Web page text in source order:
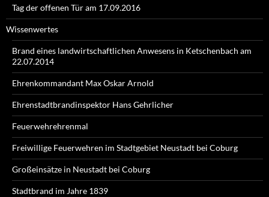
Tag der offenen Tür am 17.09.2016
Wissenwertes
Brand eines landwirtschaftlichen Anwesens in Ketschenbach am
22.07.2014
Ehrenkommandant Max Oskar Arnold
Ehrenstadtbrandinspektor Hans Gehrlicher
Feuerwehrehrenmal
Freiwillige Feuerwehren im Stadtgebiet Neustadt bei Coburg
Großeinsätze in Neustadt bei Coburg
Stadtbrand im Jahre 1839